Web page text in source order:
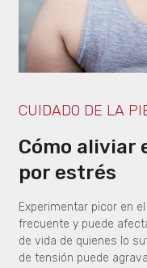
CUIDADO DE LA
Cómo aliviar
por estrés
Experimentar picor en
frecuente y puede
de vida de quienes lo
de tensión puede